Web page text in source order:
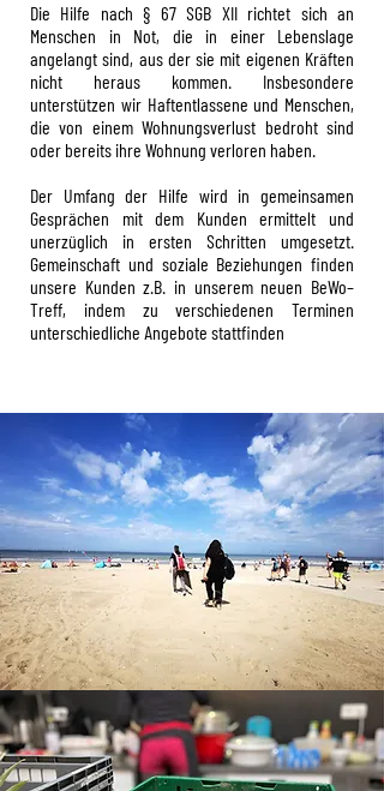
Die Hilfe nach § 67 SGB XII richtet sich an
Menschen in Not, die in einer Lebenslage
angelangt sind, aus der sie mit eigenen Kräften
nicht heraus kommen. Insbesondere
unterstützen wir Haftentlassene und Menschen,
die von einem Wohnungsverlust bedroht sind
oder bereits ihre Wohnung verloren haben.
Der Umfang der Hilfe wird in gemeinsamen
Gesprächen mit dem Kunden ermittelt und
unerzüglich in ersten Schritten umgesetzt.
Gemeinschaft und soziale Beziehungen finden
unsere Kunden z.B. in unserem neuen BeWo–
Treff, indem zu verschiedenen Terminen
unterschiedliche Angebote stattfinden